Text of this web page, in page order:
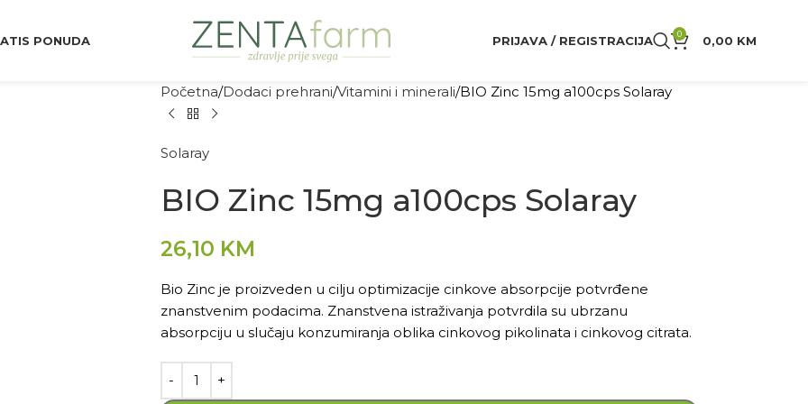
PONUDA PRIJAVA / REGISTRACIJA 0 0,00 KM
Početna Dodaci prehrani Vitamini i minerali BIO Zinc 15mg a100cps Solaray
Solaray
BIO Zinc 15mg a100cps Solaray
26,10 KM
Bio Zinc je proizveden u cilju optimizacije cinkove absorpcije potvrđene
znanstvenim podacima. Znanstvena istraživanja potvrdila su ubrzanu
absorpciju u slučaju konzumiranja oblika cinkovog pikolinata i cinkovog citrata.